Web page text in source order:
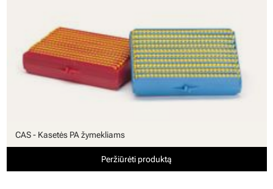
CAS - Kasetės PA žymekliams
Peržiūrėti produktą